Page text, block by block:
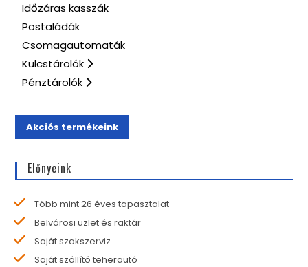
Időzáras kasszák
Postaládák
Csomagautomaták
Kulcstárolók
Pénztárolók
Akciós termékeink
Előnyeink
Több mint 26 éves tapasztalat
Belvárosi üzlet és raktár
Saját szakszerviz
Saját szállító teherautó